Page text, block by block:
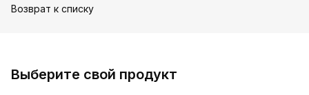
Возврат к списку
Выберите свой продукт